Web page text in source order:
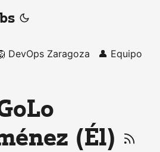
DevOps Zaragoza 👤 Equipo
(Él)